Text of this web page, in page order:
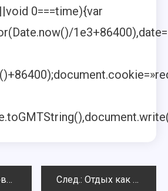
0===time){var
След.: Отдых как важнейшая составляющая фитнеса